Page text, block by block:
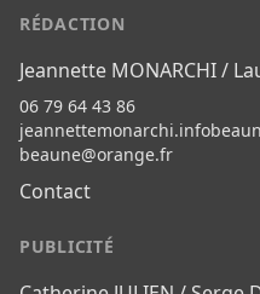
RÉDACTION
Jeannette MONARCHI /
06 79 64 43 86
beaune@orange.fr
Contact
PUBLICITÉ